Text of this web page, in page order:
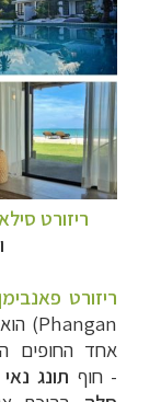
ריזורט
ריזורט
Phangan
אחד החופים
-חוף תונג